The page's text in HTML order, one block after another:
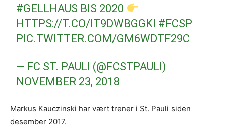
#GELLHAUS BIS 2020
HTTPS://T.CO/IT9DWBGGKI #FCSP
PIC.TWITTER.COM/GM6WDTF29C
— FC ST. PAULI (@FCSTPAULI)
NOVEMBER 23, 2018
Markus Kauczinski har vært trener i St. Pauli siden
desember 2017.